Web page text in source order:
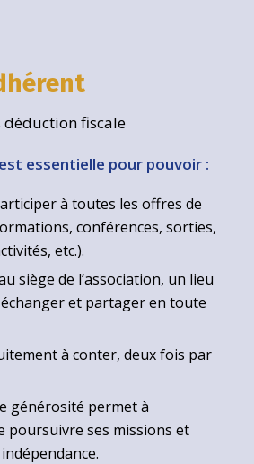
déduction fiscale
essentielle pour pouvoir :
à toutes les offres de
conférences, sorties,
etc.).
siège de l’association, un lieu
et partager en toute
à conter, deux fois par
générosité permet à
poursuivre ses missions et